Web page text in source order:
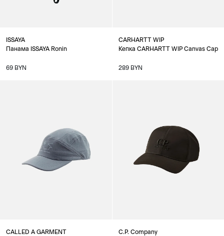
ISSAYA
Панама ISSAYA Ronin
69 BYN
CARHARTT WIP
Кепка CARHARTT WIP Canvas Cap
289 BYN
CALLED A GARMENT
C.P. Company